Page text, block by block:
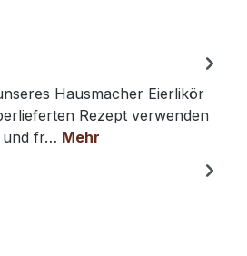
Hausmacher Eierlikör
Rezept verwenden
und fr… Mehr